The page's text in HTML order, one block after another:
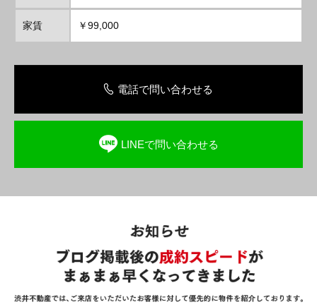
家賃 ￥99,000
電話で問い合わせる
LINEで問い合わせる